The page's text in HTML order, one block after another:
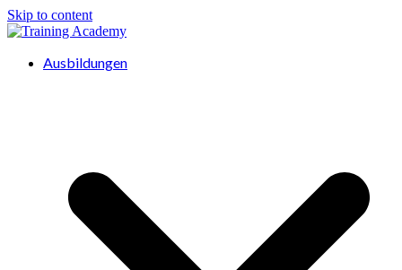
Skip to content
Ausbildungen